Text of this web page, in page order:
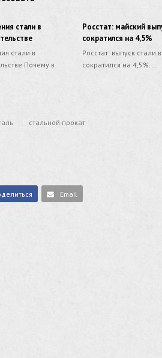
стали в
стали в
Почему в
Росстат: майский
сократился на 4,5%
Росстат: выпуск стали
сократился на 4,5%.…
стальной прокат
Email